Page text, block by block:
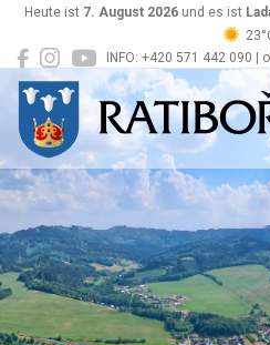
INFO: +420 571 442 090 |
Heute ist 7. August 2026und es ist
Ratiboř